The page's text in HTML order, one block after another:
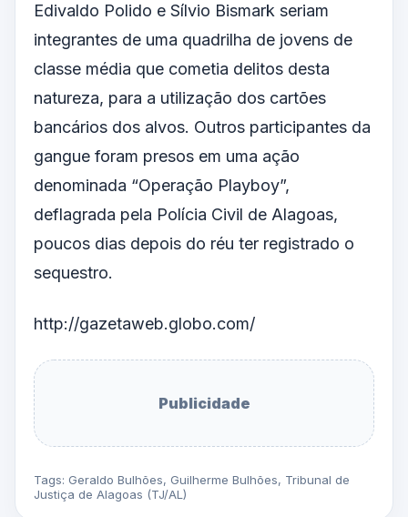
Edivaldo Polido e Sílvio Bismark seriam
integrantes de uma quadrilha de jovens de
classe média que cometia delitos desta
natureza, para a utilização dos cartões
bancários dos alvos. Outros participantes da
gangue foram presos em uma ação
denominada “Operação Playboy”,
deflagrada pela Polícia Civil de Alagoas,
poucos dias depois do réu ter registrado o
sequestro.
http://gazetaweb.globo.com/
Publicidade
Tags: Geraldo Bulhões, Guilherme Bulhões, Tribunal de
Justiça de Alagoas (TJ/AL)